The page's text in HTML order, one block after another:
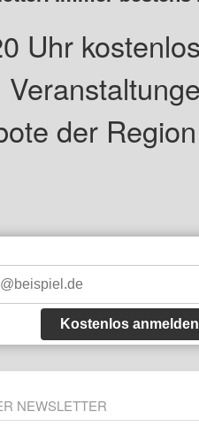
Uhr
der
Kostenlos anmelden
NEWSLETTER